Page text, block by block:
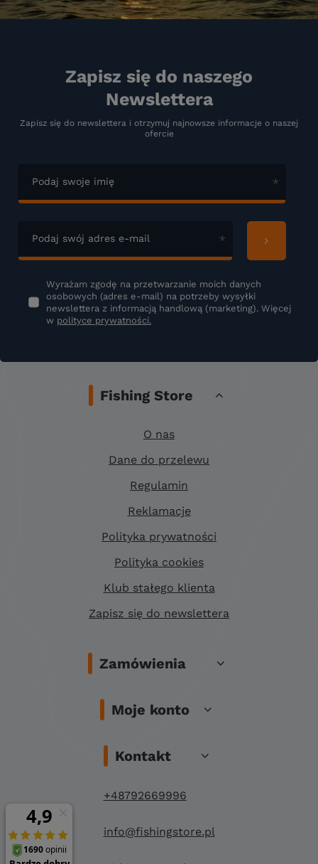
Zapisz się do naszego
Newslettera
Zapisz się do newslettera i otrzymuj najnowsze informacje o naszej
ofercie
Podaj swoje imię
Podaj swój adres e-mail
Wyrażam zgodę na przetwarzanie moich danych
osobowych (adres e-mail) na potrzeby wysyłki
newslettera z informacją handlową (marketing). Więcej
w polityce prywatności.
Fishing Store
O nas
Dane do przelewu
Regulamin
Reklamacje
Polityka prywatności
Polityka cookies
Klub stałego klienta
Zapisz się do newslettera
Zamówienia
Moje konto
Kontakt
+48792669996
info@fishingstore.pl